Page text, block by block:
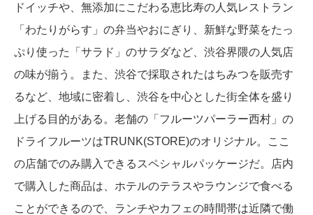
ドイッチや、無添加にこだわる恵比寿の人気レストラン
「わたりがらす」の弁当やおにぎり、新鮮な野菜をたっ
ぷり使った「サラド」のサラダなど、渋谷界隈の人気店
の味が揃う。また、渋谷で採取されたはちみつを販売す
るなど、地域に密着し、渋谷を中心とした街全体を盛り
上げる目的がある。老舗の「フルーツパーラー西村」の
ドライフルーツはTRUNK(STORE)のオリジナル。ここ
の店舗でのみ購入できるスペシャルパッケージだ。店内
で購入した商品は、ホテルのテラスやラウンジで食べる
ことができるので、ランチやカフェの時間帯は近隣で働